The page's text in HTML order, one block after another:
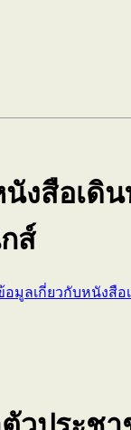
งสือเดิน
ส์
มูลเกี่ยวกับหนังสือ